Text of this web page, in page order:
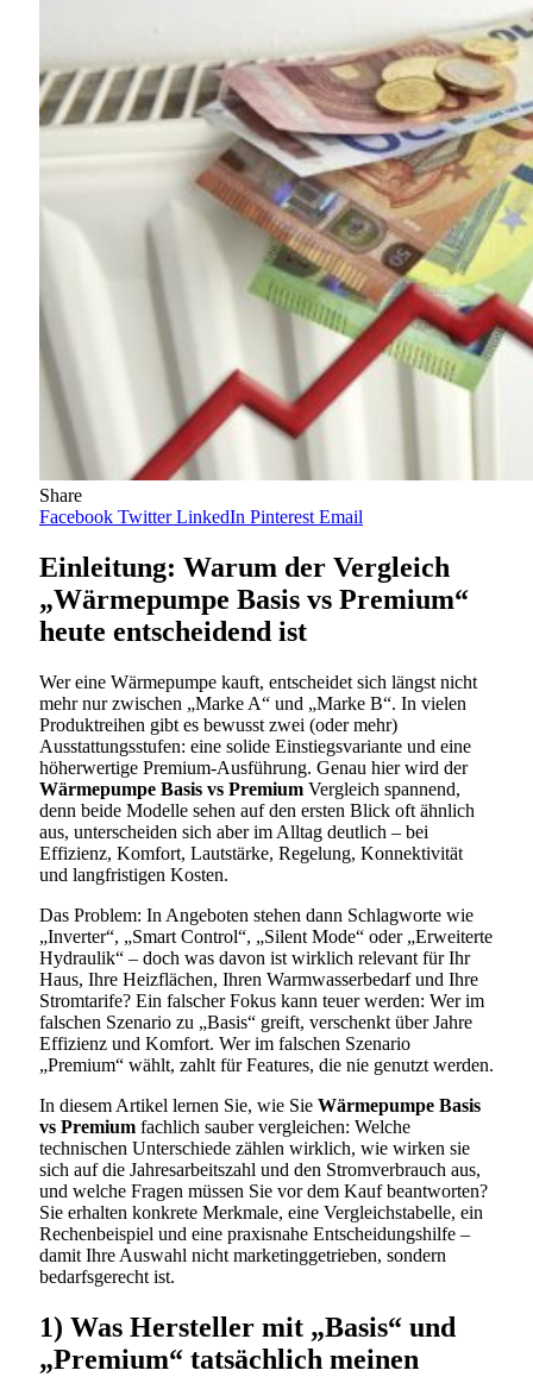
Share
Facebook Twitter LinkedIn Pinterest Email
Einleitung: Warum der Vergleich
„Wärmepumpe Basis vs Premium“
heute entscheidend ist
Wer eine Wärmepumpe kauft, entscheidet sich längst nicht
mehr nur zwischen „Marke A“ und „Marke B“. In vielen
Produktreihen gibt es bewusst zwei (oder mehr)
Ausstattungsstufen: eine solide Einstiegsvariante und eine
höherwertige Premium-Ausführung. Genau hier wird der
Wärmepumpe Basis vs Premium Vergleich spannend,
denn beide Modelle sehen auf den ersten Blick oft ähnlich
aus, unterscheiden sich aber im Alltag deutlich – bei
Effizienz, Komfort, Lautstärke, Regelung, Konnektivität
und langfristigen Kosten.
Das Problem: In Angeboten stehen dann Schlagworte wie
„Inverter“, „Smart Control“, „Silent Mode“ oder „Erweiterte
Hydraulik“ – doch was davon ist wirklich relevant für Ihr
Haus, Ihre Heizflächen, Ihren Warmwasserbedarf und Ihre
Stromtarife? Ein falscher Fokus kann teuer werden: Wer im
falschen Szenario zu „Basis“ greift, verschenkt über Jahre
Effizienz und Komfort. Wer im falschen Szenario
„Premium“ wählt, zahlt für Features, die nie genutzt werden.
In diesem Artikel lernen Sie, wie Sie Wärmepumpe Basis
vs Premium fachlich sauber vergleichen: Welche
technischen Unterschiede zählen wirklich, wie wirken sie
sich auf die Jahresarbeitszahl und den Stromverbrauch aus,
und welche Fragen müssen Sie vor dem Kauf beantworten?
Sie erhalten konkrete Merkmale, eine Vergleichstabelle, ein
Rechenbeispiel und eine praxisnahe Entscheidungshilfe –
damit Ihre Auswahl nicht marketinggetrieben, sondern
bedarfsgerecht ist.
1) Was Hersteller mit „Basis“ und
„Premium“ tatsächlich meinen